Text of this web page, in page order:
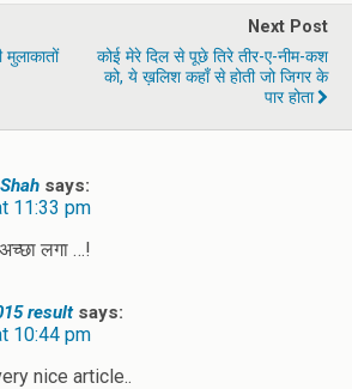
Next Post
कोई मेरे दिल से पूछे तिरे तीर-ए-नीम-कश
को, ये ख़लिश कहाँ से होती जो जिगर के
पार होता
says:
11:33 pm
लगा …!
result says:
10:44 pm
nice article..